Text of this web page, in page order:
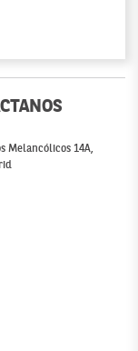
Melancólicos 14A,